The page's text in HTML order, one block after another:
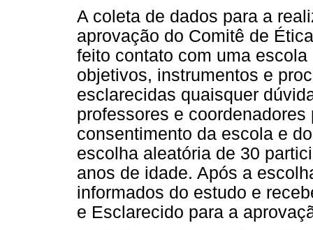
A coleta de dados para a
aprovação do Comitê de
feito contato com uma
objetivos, instrumentos e
esclarecidas quaisquer
professores e
consentimento da escola e
escolha aleatória de 30
anos de idade. Após a
informados do estudo e
e Esclarecido para a